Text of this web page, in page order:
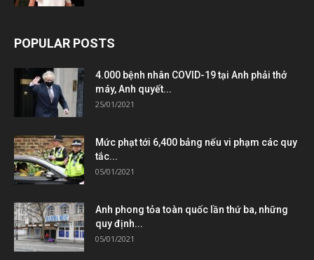
POPULAR POSTS
4.000 bệnh nhân COVID-19 tại Anh phải thở
máy, Anh quyết...
25/01/2021
Mức phạt tới 6,400 bảng nếu vi phạm các quy
tắc...
05/01/2021
Anh phong tỏa toàn quốc lần thứ ba, những
quy định...
05/01/2021